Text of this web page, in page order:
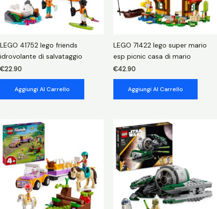
LEGO 41752 lego friends
idrovolante di salvataggio
€22.90
Aggiungi Al Carrello
LEGO 71422 lego super mario
esp picnic casa di mario
€42.90
Aggiungi Al Carrello